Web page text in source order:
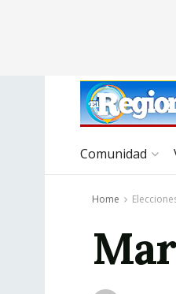
Comunidad
Home